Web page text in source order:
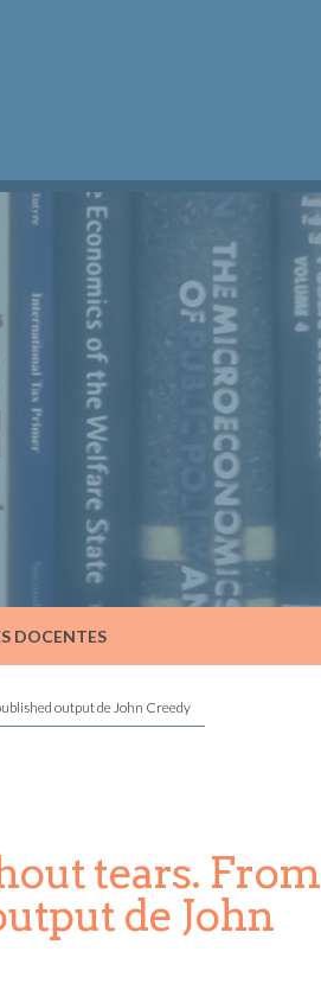
DOCENTES
output de John Creedy
tears. From
de John